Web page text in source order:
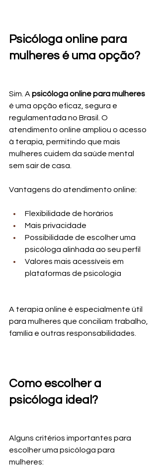
Psicóloga online para
mulheres é uma opção?
Sim. A psicóloga online para mulheres
é uma opção eficaz, segura e
regulamentada no Brasil. O
atendimento online ampliou o acesso
à terapia, permitindo que mais
mulheres cuidem da saúde mental
sem sair de casa.
Vantagens do atendimento online:
Flexibilidade de horários
Mais privacidade
Possibilidade de escolher uma
psicóloga alinhada ao seu perfil
Valores mais acessíveis em
plataformas de psicologia
A terapia online é especialmente útil
para mulheres que conciliam trabalho,
família e outras responsabilidades.
Como escolher a
psicóloga ideal?
Alguns critérios importantes para
escolher uma psicóloga para
mulheres: